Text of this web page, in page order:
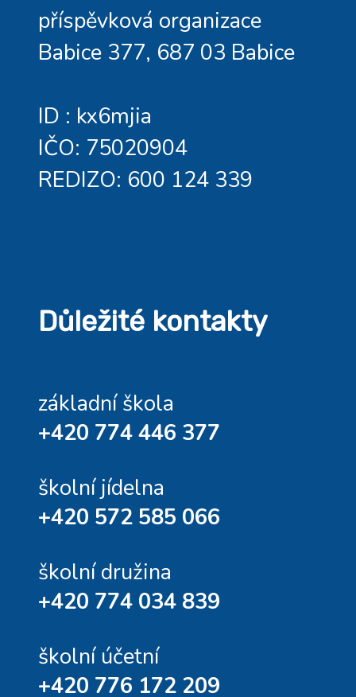
příspěvková organizace
Babice 377, 687 03 Babice
ID : kx6mjia
IČO: 75020904
REDIZO: 600 124 339
Důležité kontakty
základní škola
+420 774 446 377
školní jídelna
+420 572 585 066
školní družina
+420 774 034 839
školní účetní
+420 776 172 209